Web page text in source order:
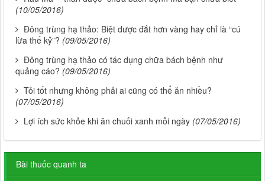
(10/05/2016)
Đông trùng hạ thảo: Biệt dược đắt hơn vàng hay chỉ là “cú
lừa thế kỷ”? (09/05/2016)
Đông trùng hạ thảo có tác dụng chữa bách bệnh như
quảng cáo? (09/05/2016)
Tỏi tốt nhưng không phải ai cũng có thể ăn nhiều?
(07/05/2016)
Lợi ích sức khỏe khi ăn chuối xanh mỗi ngày (07/05/2016)
Bài thuốc quanh ta